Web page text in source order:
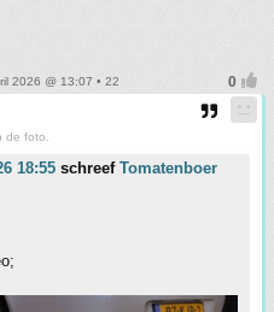
2026 @ 13:07 • 22
de foto.
18:55 schreef Tomatenboer